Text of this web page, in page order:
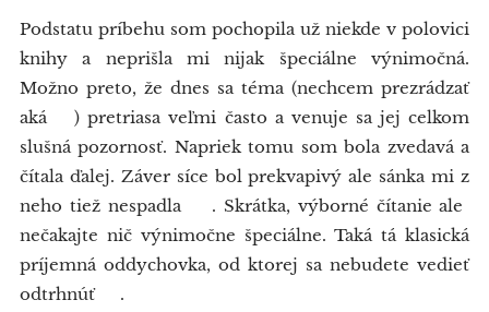
Podstatu príbehu som pochopila už niekde v polovici
knihy a neprišla mi nijak špeciálne výnimočná.
Možno preto, že dnes sa téma (nechcem prezrádzať
aká😉) pretriasa veľmi často a venuje sa jej celkom
slušná pozornosť. Napriek tomu som bola zvedavá a
čítala ďalej. Záver síce bol prekvapivý ale sánka mi z
neho tiež nespadla 🤷‍♀. Skrátka, výborné čítanie ale
nečakajte nič výnimočne špeciálne. Taká tá klasická
príjemná oddychovka, od ktorej sa nebudete vedieť
odtrhnúť 😉.